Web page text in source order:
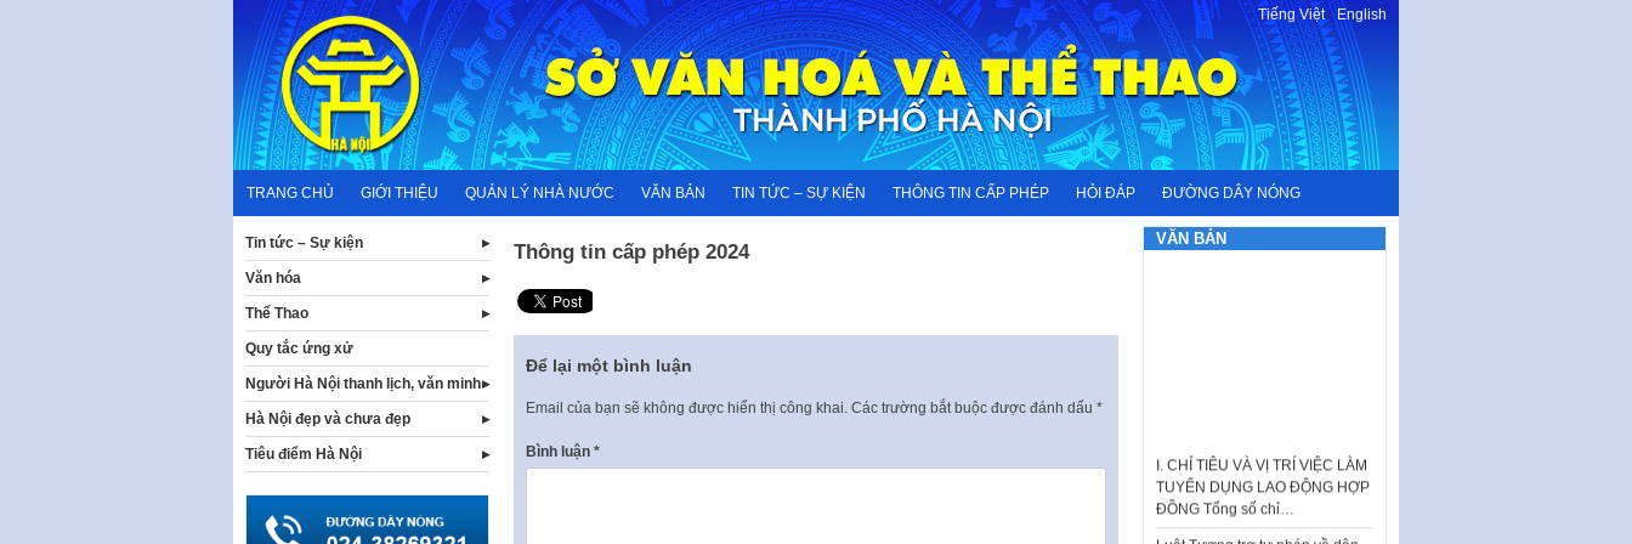
content
Tiếng Việt-English
TRANG CHỦ GIỚI THIỆU QUẢN LÝ NHÀ NƯỚC VĂN BẢN TIN TỨC – SỰ KIỆN THÔNG TIN CẤP PHÉP HỎI ĐÁP ĐƯỜNG DÂY NÓNG
Thông tin cấp phép 2024
Để lại một bình luận
Email của bạn sẽ không được hiển thị công khai. Các trường bắt buộc được đánh dấu *
Bình luận *
Tin tức – Sự kiện
Văn hóa
Thể Thao
Quy tắc ứng xử
Người Hà Nội thanh lịch, văn minh
Hà Nội đẹp và chưa đẹp
Tiêu điểm Hà Nội
VĂN BẢN
TUYỂN DỤNG LAO ĐỘNG HỢP
ĐỒNG Tổng số chỉ…